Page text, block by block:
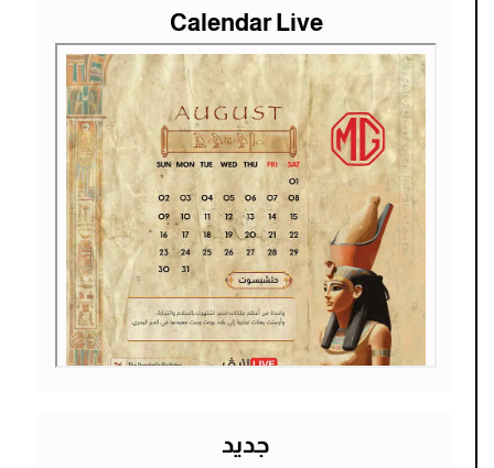
Calendar Live
جديد